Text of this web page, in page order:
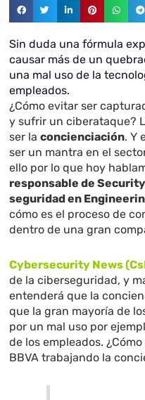
Sin duda una fórmula
causar más de un
una mal uso de la
empleados.
¿Cómo evitar ser
y sufrir un ciberataque?
ser laconcienciación. Y
ser un mantra en el
ello por lo que hoy
responsable de
seguridad en
cómo es el proceso de
dentro de una gran
Cybersecurity News
de la ciberseguridad, y
entenderá que la
que la gran mayoría de
por un mal uso por
de los empleados.
BBVA trabajando la